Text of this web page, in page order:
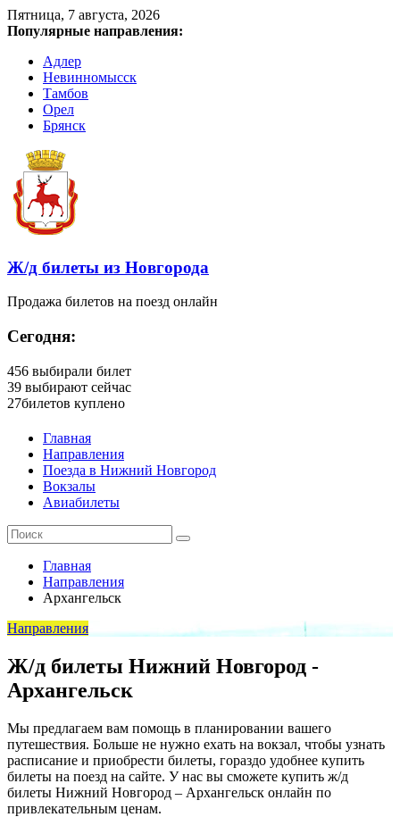
Пятница, 7 августа, 2026
Популярные направления:
Адлер
Невинномысск
Тамбов
Орел
Брянск
Ж/д билеты из Новгорода
Продажа билетов на поезд онлайн
Сегодня:
456 выбирали билет
39 выбирают сейчас
27билетов куплено
Главная
Направления
Поезда в Нижний Новгород
Вокзалы
Авиабилеты
Главная
Направления
Архангельск
Направления
Ж/д билеты Нижний Новгород -
Архангельск
Мы предлагаем вам помощь в планировании вашего
путешествия. Больше не нужно ехать на вокзал, чтобы узнать
расписание и приобрести билеты, гораздо удобнее купить
билеты на поезд на сайте. У нас вы сможете купить ж/д
билеты Нижний Новгород – Архангельск онлайн по
привлекательным ценам.